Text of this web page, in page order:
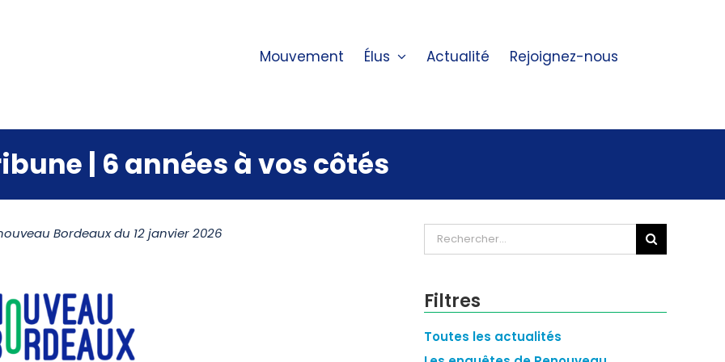
Mouvement Élus Actualité Rejoignez-nous
| 6 années à vos côtés
Bordeaux du 12 janvier 2026 Rechercher:
Filtres
Toutes les actualités